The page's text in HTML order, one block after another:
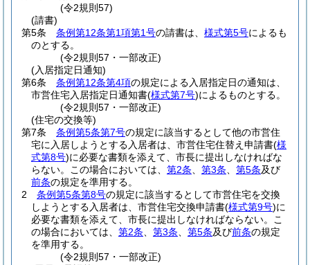
(令2規則57)
(請書)
第5条
条例第12条第1項第1号の請書は、 様式第5号によるも
のとする。
(令2規則57・一部改正)
(入居指定日通知)
第6条
条例第12条第4項の規定による入居指定日の通知は、
市営住宅入居指定日通知書(様式第7号)によるものとする。
(令2規則57・一部改正)
(住宅の交換等)
第7条
条例第5条第7号の規定に該当するとして他の市営住
宅に入居しようとする入居者は、市営住宅住替え申請書(様
式第8号)に必要な書類を添えて、市長に提出しなければな
らない。
この場合においては、 第2条 第3条 第5条及び
前条の規定を準用する。
2
条例第5条第8号の規定に該当するとして市営住宅を交換
しようとする入居者は、市営住宅交換申請書(様式第9号)に
必要な書類を添えて、市長に提出しなければならない。
こ
の場合においては、 第2条 第3条 第5条及び前条の規定
を準用する。
(令2規則57・一部改正)